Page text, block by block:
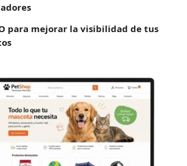
para mejorar la visibilidad de tus